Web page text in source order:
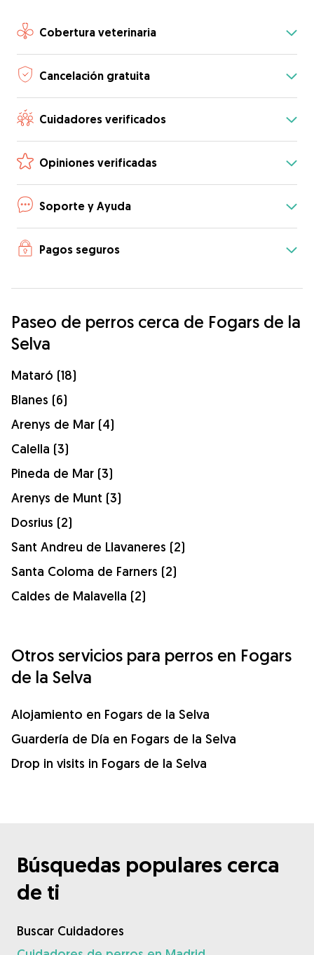
Cobertura veterinaria
Cancelación gratuita
Cuidadores verificados
Opiniones verificadas
Soporte y Ayuda
Pagos seguros
Paseo de perros cerca de Fogars de la
Selva
Mataró (18)
Blanes (6)
Arenys de Mar (4)
Calella (3)
Pineda de Mar (3)
Arenys de Munt (3)
Dosrius (2)
Sant Andreu de Llavaneres (2)
Santa Coloma de Farners (2)
Caldes de Malavella (2)
Otros servicios para perros en Fogars
de la Selva
Alojamiento en Fogars de la Selva
Guardería de Día en Fogars de la Selva
Drop in visits in Fogars de la Selva
Búsquedas populares cerca
de ti
Buscar Cuidadores